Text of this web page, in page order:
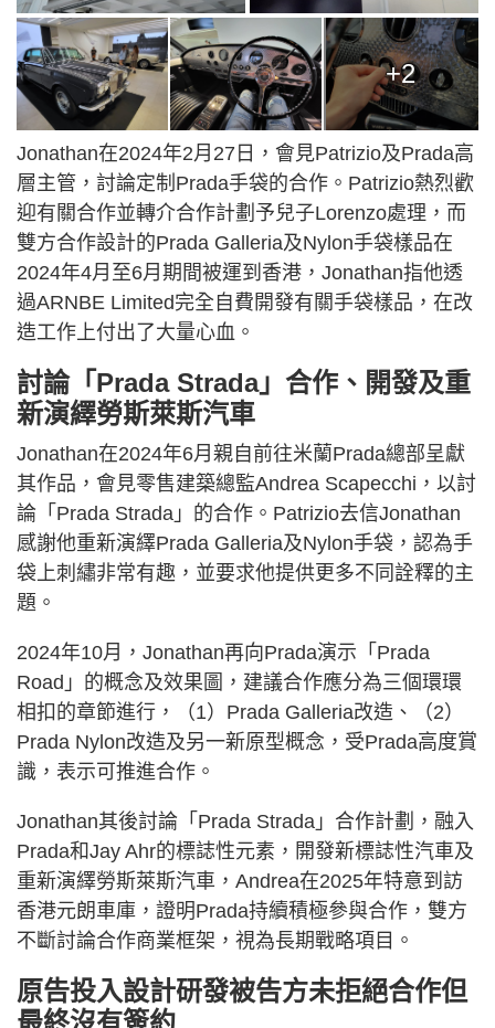
+2
Jonathan在2024年2月27日，會見Patrizio及Prada高
層主管，討論定制Prada手袋的合作。Patrizio熱烈歡
迎有關合作並轉介合作計劃予兒子Lorenzo處理，而
雙方合作設計的Prada Galleria及Nylon手袋樣品在
2024年4月至6月期間被運到香港，Jonathan指他透
過ARNBE Limited完全自費開發有關手袋樣品，在改
造工作上付出了大量心血。
討論「Prada Strada」合作、開發及重
新演繹勞斯萊斯汽車
Jonathan在2024年6月親自前往米蘭Prada總部呈獻
其作品，會見零售建築總監Andrea Scapecchi，以討
論「Prada Strada」的合作。Patrizio去信Jonathan
感謝他重新演繹Prada Galleria及Nylon手袋，認為手
袋上刺繡非常有趣，並要求他提供更多不同詮釋的主
題。
2024年10月，Jonathan再向Prada演示「Prada
Road」的概念及效果圖，建議合作應分為三個環環
相扣的章節進行，（1）Prada Galleria改造、（2）
Prada Nylon改造及另一新原型概念，受Prada高度賞
識，表示可推進合作。
Jonathan其後討論「Prada Strada」合作計劃，融入
Prada和Jay Ahr的標誌性元素，開發新標誌性汽車及
重新演繹勞斯萊斯汽車，Andrea在2025年特意到訪
香港元朗車庫，證明Prada持續積極參與合作，雙方
不斷討論合作商業框架，視為長期戰略項目。
原告投入設計研發被告方未拒絕合作但